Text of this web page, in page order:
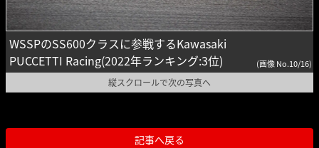
WSSPのSS600クラスに参戦するKawasaki
PUCCETTI Racing(2022年ランキング:3位)
(画像 No.10/16)
縦スクロールで次の写真へ
記事へ戻る